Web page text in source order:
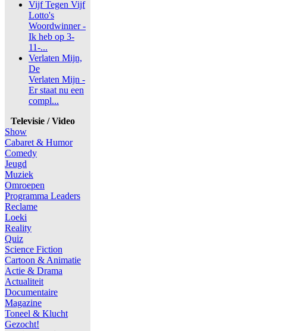
Vijf Tegen Vijf
Lotto's
Woordwinner -
Ik heb op 3-
11-...
Verlaten Mijn,
De
Verlaten Mijn -
Er staat nu een
compl...
Televisie / Video
Show
Cabaret & Humor
Comedy
Jeugd
Muziek
Omroepen
Programma Leaders
Reclame
Loeki
Reality
Quiz
Science Fiction
Cartoon & Animatie
Actie & Drama
Actualiteit
Documentaire
Magazine
Toneel & Klucht
Gezocht!